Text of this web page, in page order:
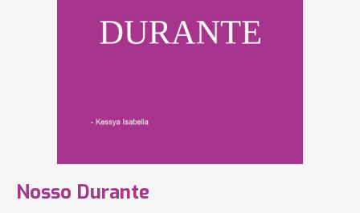
Nosso Durante